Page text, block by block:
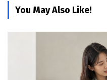
You May Also Like!